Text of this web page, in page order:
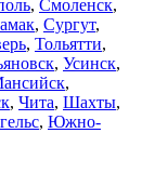
, Смоленск,
, Сургут,
, Тольятти,
, Усинск,
,
, Чита, Шахты,
, Южно-